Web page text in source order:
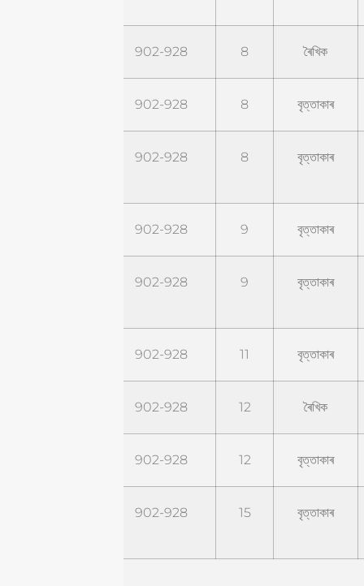
902-928 8 ৰৈখিক
902-928 8 বৃত্তাকাৰ
902-928 8 বৃত্তাকাৰ
902-928 9 বৃত্তাকাৰ
902-928 9 বৃত্তাকাৰ
902-928 11 বৃত্তাকাৰ
902-928 12 ৰৈখিক
902-928 12 বৃত্তাকাৰ
902-928 15 বৃত্তাকাৰ